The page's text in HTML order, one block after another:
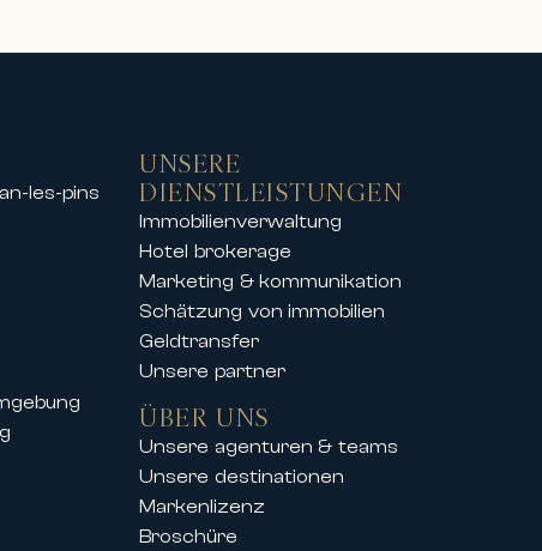
Skigebieten an, sodass Sie
genießen können.
– unsere Immobilien
International seine Kunden auch
Kongresse und Festivals an,
les-pins
UNSERE
DIENSTLEISTUNGEN
Immobilienverwaltung
Hotel brokerage
Marketing & kommunikation
Schätzung von immobilien
Geldtransfer
Unsere partner
ÜBER UNS
Unsere agenturen & teams
Unsere destinationen
Markenlizenz
Broschüre